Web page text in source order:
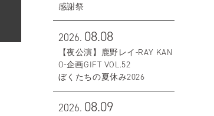
感謝祭
2026. 08.08
【夜公演】鹿野レイ-RAY KAN
O-企画GIFT VOL.52
ぼくたちの夏休み2026
2026. 08.09